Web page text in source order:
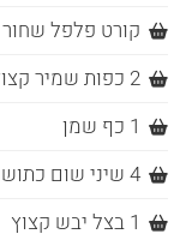
קורט פלפל שחור
2 כפות שמיר קצוץ
1 כף שמן
4 שיני שום כתושות
1 בצל יבש קצוץ